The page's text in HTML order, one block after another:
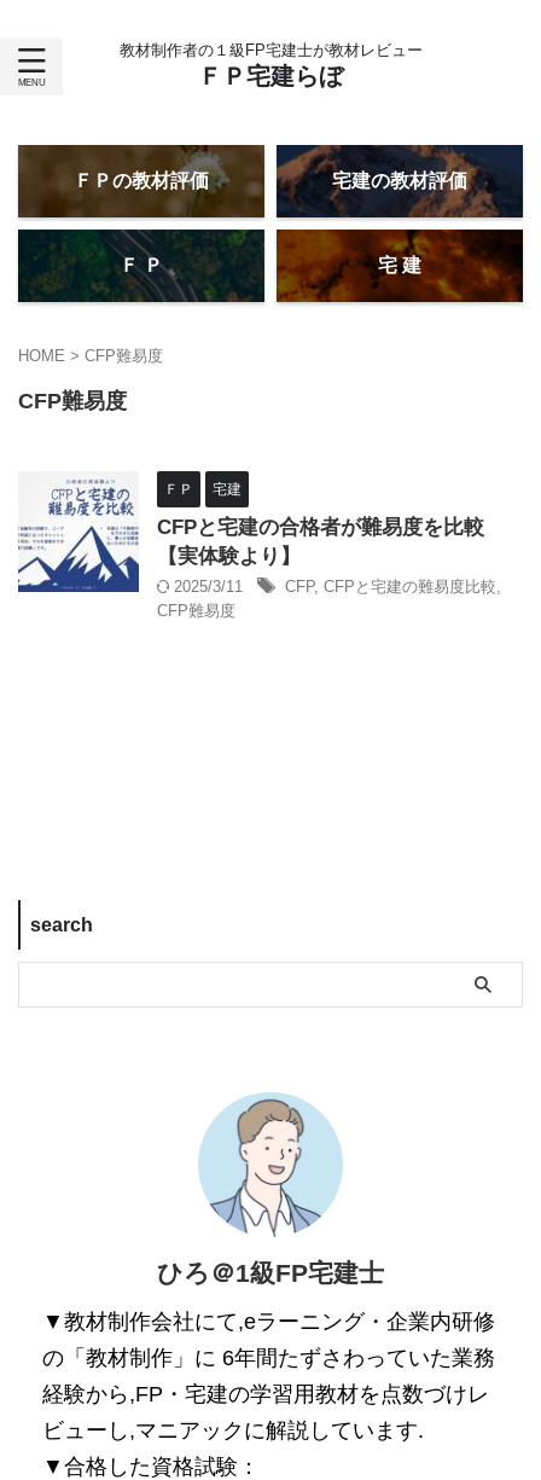
教材制作者の１級FP宅建士が教材レビュー
ＦＰ宅建らぼ
ＦＰの教材評価 宅建の教材評価
Ｆ Ｐ 宅 建
HOME > CFP難易度
CFP難易度
ＦＰ 宅建
CFPと宅建の合格者が難易度を比較
【実体験より】
2025/3/11 CFP, CFPと宅建の難易度比較,
CFP難易度
search
ひろ＠1級FP宅建士
▼教材制作会社にて,eラーニング・企業内研修
の「教材制作」に 6年間たずさわっていた業務
経験から,FP・宅建の学習用教材を点数づけレ
ビューし,マニアックに解説しています.
▼合格した資格試験：